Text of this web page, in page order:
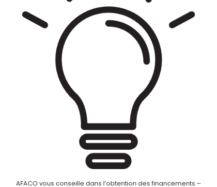
AFACO vous conseille dans l’obtention des financements –